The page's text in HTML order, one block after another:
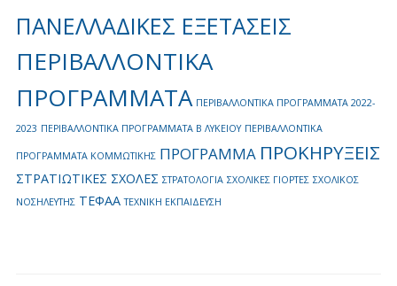
ΠΑΝΕΛΛΑΔΙΚΕΣ ΕΞΕΤΑΣΕΙΣ
ΠΕΡΙΒΑΛΛΟΝΤΙΚΑ
ΠΡΟΓΡΑΜΜΑΤΑ ΠΕΡΙΒΑΛΛΟΝΤΙΚΑ ΠΡΟΓΡΑΜΜΑΤΑ 2022-
2023 ΠΕΡΙΒΑΛΛΟΝΤΙΚΑ ΠΡΟΓΡΑΜΜΑΤΑ Β ΛΥΚΕΙΟΥ ΠΕΡΙΒΑΛΛΟΝΤΙΚΑ
ΠΡΟΓΡΑΜΜΑΤΑ ΚΟΜΜΩΤΙΚΗΣ ΠΡΟΓΡΑΜΜΑ ΠΡΟΚΗΡΥΞΕΙΣ
ΣΤΡΑΤΙΩΤΙΚΕΣ ΣΧΟΛΕΣ ΣΤΡΑΤΟΛΟΓΙΑ ΣΧΟΛΙΚΕΣ ΓΙΟΡΤΕΣ ΣΧΟΛΙΚΟΣ
ΝΟΣΗΛΕΥΤΗΣ ΤΕΦΑΑ ΤΕΧΝΙΚΗ ΕΚΠΑΙΔΕΥΣΗ